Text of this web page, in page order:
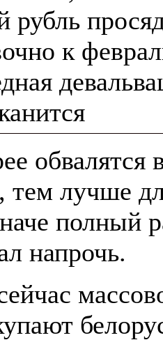
рубль
к
обвалятся
тем лучше
полный
напрочь.